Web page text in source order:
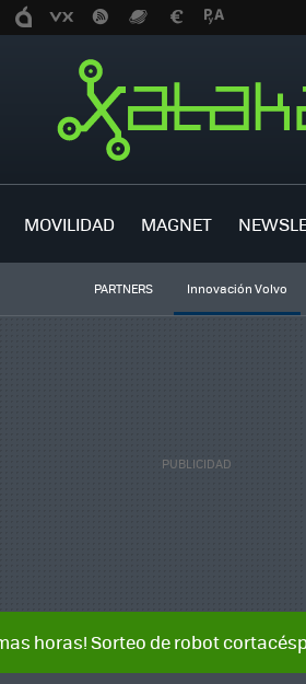
MOVILIDAD MAGNET
PARTNERS Innovación Volvo
horas! Sorteo de robot